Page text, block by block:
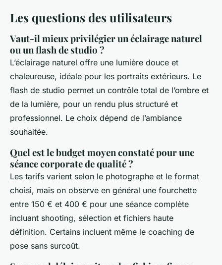
Les questions des utilisateurs
Vaut-il mieux privilégier un éclairage naturel
ou un flash de studio ?
L’éclairage naturel offre une lumière douce et
chaleureuse, idéale pour les portraits extérieurs. Le
flash de studio permet un contrôle total de l’ombre et
de la lumière, pour un rendu plus structuré et
professionnel. Le choix dépend de l’ambiance
souhaitée.
Quel est le budget moyen constaté pour une
séance corporate de qualité ?
Les tarifs varient selon le photographe et le format
choisi, mais on observe en général une fourchette
entre 150 € et 400 € pour une séance complète
incluant shooting, sélection et fichiers haute
définition. Certains incluent même le coaching de
pose sans surcoût.